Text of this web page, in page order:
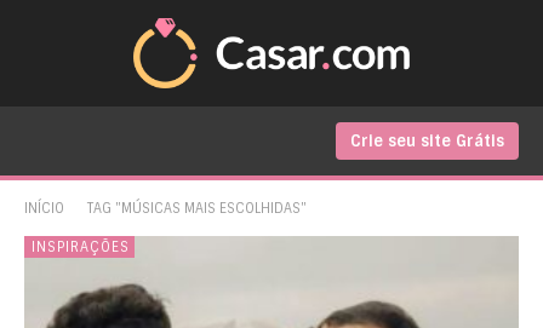
Crie seu site Grátis
INÍCIO TAG "MÚSICAS MAIS ESCOLHIDAS"
INSPIRAÇÕES